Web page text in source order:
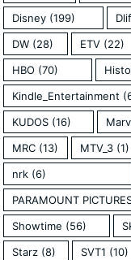
Disney (199)
DW (28) ETV (22)
HBO (70)
Kindle_Entertainment
KUDOS (16)
MRC (13) MTV_3 (1)
nrk (6)
PARAMOUNT
Showtime (56)
Starz (8) SVT1 (10)